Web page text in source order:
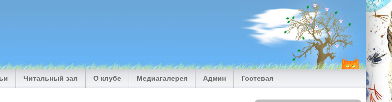
Читальный зал О клубе Медиагалерея Админ Гостевая